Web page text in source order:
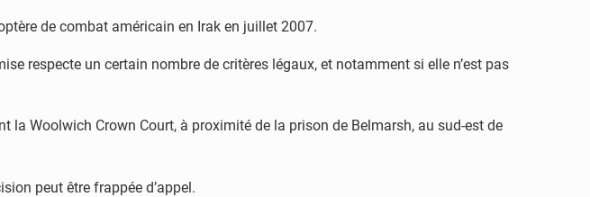
de combat américain en Irak en juillet 2007.
respecte un certain nombre de critères légaux, et notamment si elle n’est pas
Woolwich Crown Court, à proximité de la prison de Belmarsh, au sud-est de
peut être frappée d’appel.